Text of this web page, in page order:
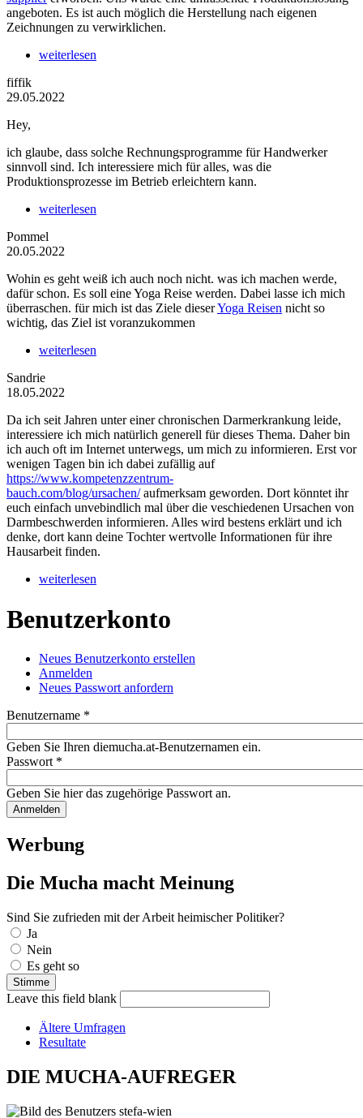
angeboten. Es ist auch möglich die Herstellung nach eigenen
Zeichnungen zu verwirklichen.
weiterlesen
fiffik
29.05.2022
Hey,
ich glaube, dass solche Rechnungsprogramme für Handwerker
sinnvoll sind. Ich interessiere mich für alles, was die
Produktionsprozesse im Betrieb erleichtern kann.
weiterlesen
Pommel
20.05.2022
Wohin es geht weiß ich auch noch nicht. was ich machen werde,
dafür schon. Es soll eine Yoga Reise werden. Dabei lasse ich mich
überraschen. für mich ist das Ziele dieserYoga Reisen nicht so
wichtig, das Ziel ist voranzukommen
weiterlesen
Sandrie
18.05.2022
Da ich seit Jahren unter einer chronischen Darmerkrankung leide,
interessiere ich mich natürlich generell für dieses Thema. Daher bin
ich auch oft im Internet unterwegs, um mich zu informieren. Erst vor
wenigen Tagen bin ich dabei zufällig auf
https://www.kompetenzzentrum-
bauch.com/blog/ursachen/aufmerksam geworden. Dort könntet ihr
euch einfach unvebindlich mal über die veschiedenen Ursachen von
Darmbeschwerden informieren. Alles wird bestens erklärt und ich
denke, dort kann deine Tochter wertvolle Informationen für ihre
Hausarbeit finden.
weiterlesen
Benutzerkonto
Haupt-Reiter
Neues Benutzerkonto erstellen
Anmelden
Neues Passwort anfordern
Benutzername *
Geben Sie Ihren diemucha.at-Benutzernamen ein.
Passwort *
Geben Sie hier das zugehörige Passwort an.
Werbung
Die Mucha macht Meinung
Sind Sie zufrieden mit der Arbeit heimischer Politiker?
Auswahlmöglichkeiten
Ja
Nein
Es geht so
Leave this field blank
Ältere Umfragen
Resultate
DIE MUCHA-AUFREGER